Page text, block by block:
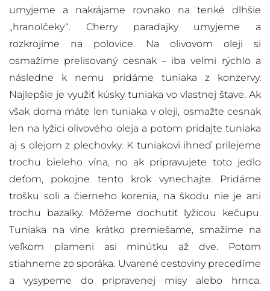
umyjeme a nakrájame rovnako na tenké dlhšie
„hranolčeky“. Cherry paradajky umyjeme a
rozkrojíme na polovice. Na olivovom oleji si
osmažíme prelisovaný cesnak – iba veľmi rýchlo a
následne k nemu pridáme tuniaka z konzervy.
Najlepšie je využiť kúsky tuniaka vo vlastnej šťave. Ak
však doma máte len tuniaka v oleji, osmažte cesnak
len na lyžici olivového oleja a potom pridajte tuniaka
aj s olejom z plechovky. K tuniakovi ihneď prilejeme
trochu bieleho vína, no ak pripravujete toto jedlo
deťom, pokojne tento krok vynechajte. Pridáme
trošku soli a čierneho korenia, na škodu nie je ani
trochu bazalky. Môžeme dochutiť lyžicou kečupu.
Tuniaka na víne krátko premiešame, smažíme na
veľkom plameni asi minútku až dve. Potom
stiahneme zo sporáka. Uvarené cestoviny precedíme
a vysypeme do pripravenej misy alebo hrnca.